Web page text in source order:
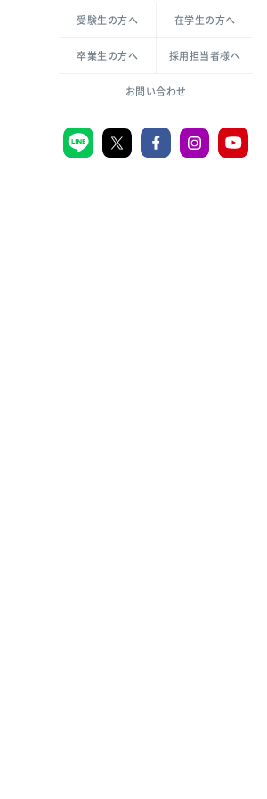
倫理憲章
ハラスメントの防止
共生のための多様性宣言
一般教育課程
教職センター
学芸員課程
図書館司書課程
大学刊行物
受験生の方へ
在学生の方へ
卒業生の方へ 採用担当者様へ
お問い合わせ